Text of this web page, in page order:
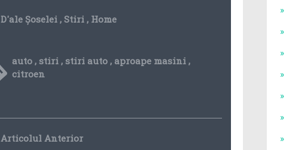
D'ale Șoselei , Stiri , Home
auto ,stiri ,stiri auto , aproape masini ,
citroen
Articolul Anterior